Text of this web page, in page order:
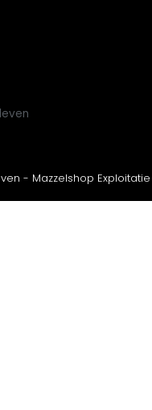
- Mazzelshop Exploitatie